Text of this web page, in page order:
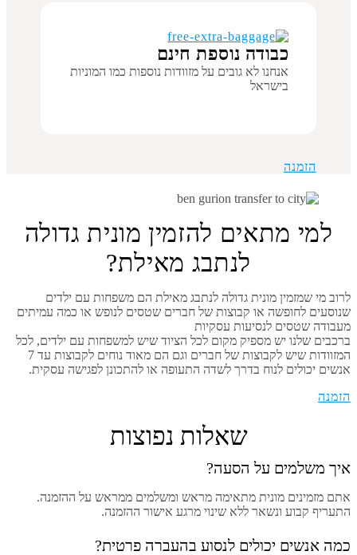
כבודה נוספת חינם
אנחנו לא גובים על מזוודות נוספות כמו המוניות
בישראל
הזמנה
למי מתאים להזמין מונית גדולה
לנתבג מאילת?
לרוב מי שמזמין מונית גדולה לנתבג מאילת הם משפחות עם ילדים
שנוסעים לחופשה או קבוצות של חברים שטסים לנופש או כמה עמיתים
מעבודה שטסים לנסיעות עסקיות
ברכבים שלנו יש מספיק מקום לכל הציוד שיש למשפחות עם ילדים, לכל
המזוודות שיש לקבוצות של חברים וגם הם מאוד נוחים לקבוצות עד 7
אנשים יכולים לנוח בדרך לשדה התעופה או להתכונן לפגישה עסקית.
הזמנה
שאלות נפוצות
איך משלמים על הסעה?
אתם מזמינים מונית מתאימה מראש ומשלמים ממראש על ההזמנה.
התעריף קבוע ונשאר ללא שינוי מרגע אישור ההזמנה.
כמה אנשים יכולים לנסוע בהעברה פרטית?